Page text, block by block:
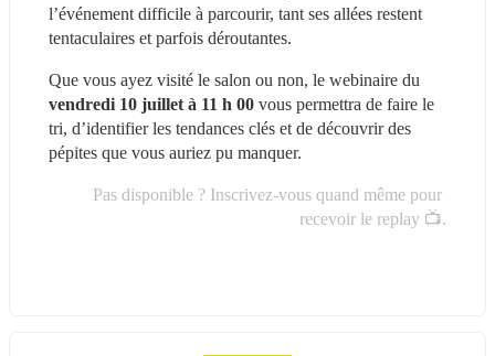
l’événement difficile à parcourir, tant ses allées restent
tentaculaires et parfois déroutantes.
vendredi 10 juillet à 11 h 00 vous permettra de faire le
tri, d’identifier les tendances clés et de découvrir des
pépites que vous auriez pu manquer.
Pas disponible ? Inscrivez-vous quand même pour
recevoir le replay 📺.